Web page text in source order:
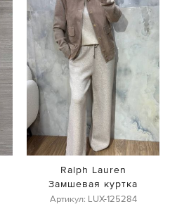
Ralph Lauren
Замшевая куртка
Артикул: LUX-125284